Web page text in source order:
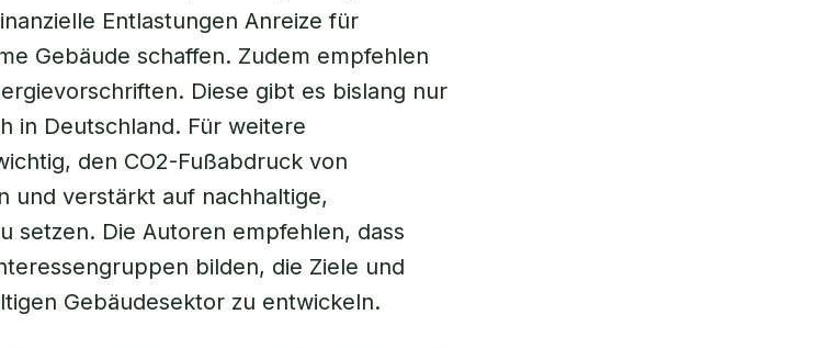
Entlastungen Anreize für
Gebäude schaffen. Zudem empfehlen
Diese gibt es bislang nur
in Deutschland. Für weitere
den CO2-Fußabdruck von
und verstärkt auf nachhaltige,
setzen. Die Autoren empfehlen, dass
bilden, die Ziele und
Gebäudesektor zu entwickeln.